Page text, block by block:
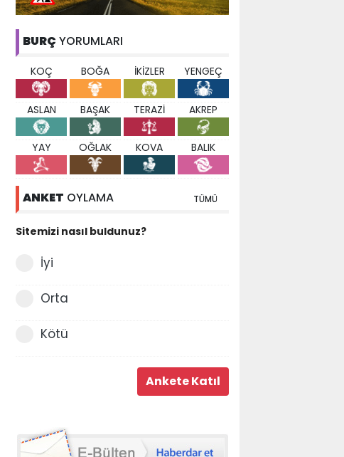
BURÇ YORUMLARI
KOÇ BOĞA İKİZLER YENGEÇ
ASLAN BAŞAK TERAZİ AKREP
YAY OĞLAK KOVA BALIK
ANKET OYLAMA TÜMÜ
Sitemizi nasıl buldunuz?
İyi
Orta
Kötü